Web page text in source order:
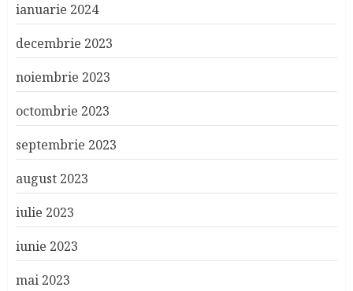
ianuarie 2024
decembrie 2023
noiembrie 2023
octombrie 2023
septembrie 2023
august 2023
iulie 2023
iunie 2023
mai 2023